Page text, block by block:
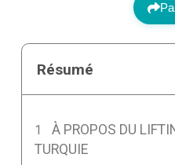
Résumé
À PROPOS DU
TURQUIE